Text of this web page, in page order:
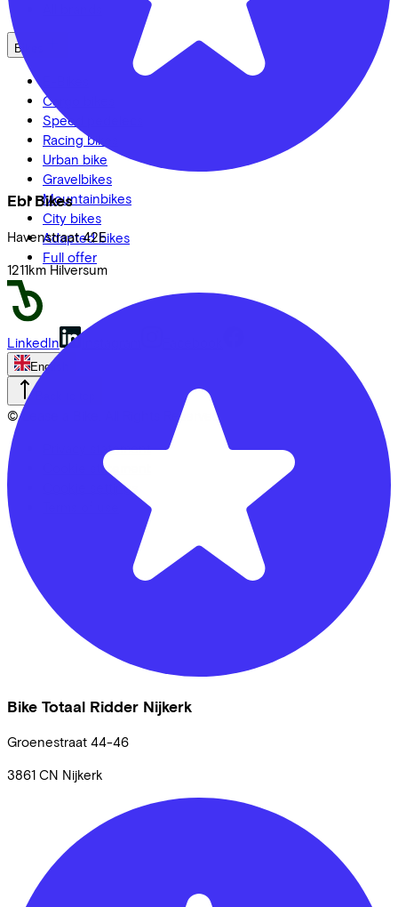
Ebi Bikes
Havenstraat 42E
1211km Hilversum
Bike Totaal Ridder Nijkerk
Groenestraat 44-46
3861 CN Nijkerk
Bikes
Cargo bikes
Speed pedelecs
Racing bikes
Urban bike
Gravelbikes
Mountainbikes
City bikes
Adapted bikes
Full offer
LinkedIn
English
© Lease a Bike. All Rights Reserved.
Privacy statement
Cookie statement
Cookie settings